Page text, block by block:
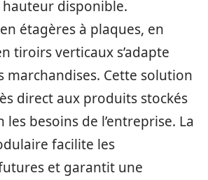
disponible.
étagères à plaques, en
tiroirs verticaux s’adapte
marchandises. Cette solution
direct aux produits stockés
les besoins de l’entreprise. La
facilite les
et garantit une